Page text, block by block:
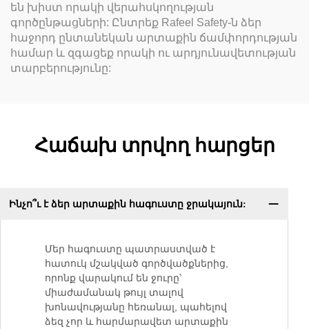
են խիստ որակի վերահսկողության
գործընթացների: Ընտրեք Rafeel Safety-ն ձեր
հաջորդ ընտանեկան արտաքին ճամփորդության
համար և զգացեք որակի ու արդյունավետության
տարբերությունը:
Հաճախ տրվող հարցեր
Ինչո՞ւ է ձեր արտաքին հագուստը ջրակայուն:
Մեր հագուստը պատրաստված է
հատուկ մշակված գործվածքներից,
որոնք վարակում են ջուրը՝
միաժամանակ թույլ տալով
խոնավությանը հեռանալ, պահելով
ձեզ չոր և հարմարավետ արտաքին